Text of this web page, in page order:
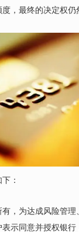
，最终的决定权仍
：
，为达成风险管
示同意并授权银